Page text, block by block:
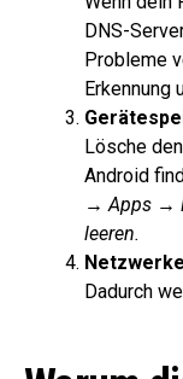
DNS-
Probleme
Erkennung
Lösche
Android
→ Apps →
leeren.
Dadurch